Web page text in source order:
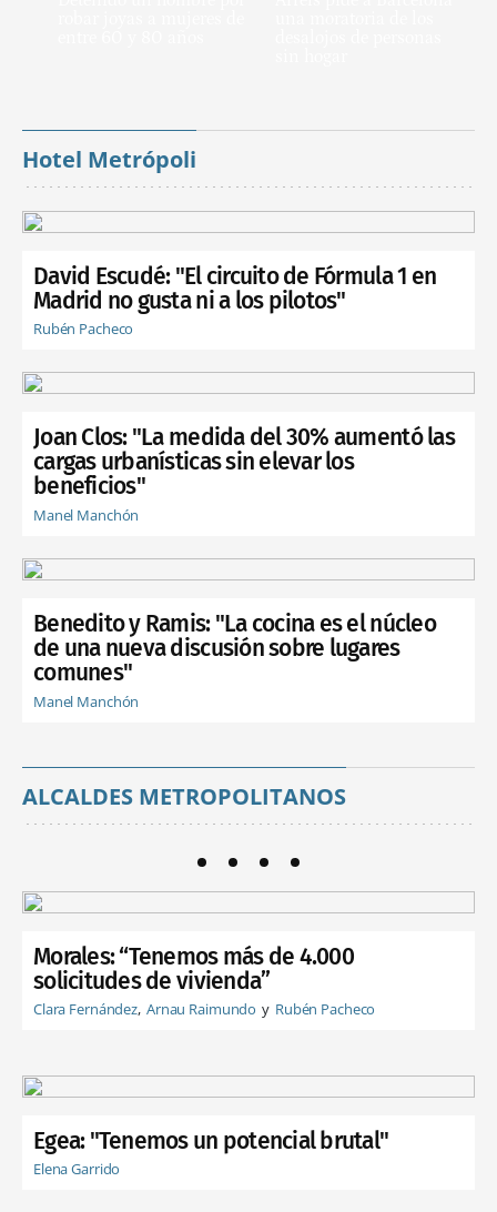
Hotel Metrópoli
David Escudé: "El circuito de Fórmula 1 en
Madrid no gusta ni a los pilotos"
Rubén Pacheco
Joan Clos: "La medida del 30% aumentó las
cargas urbanísticas sin elevar los
beneficios"
Manel Manchón
Benedito y Ramis: "La cocina es el núcleo
de una nueva discusión sobre lugares
comunes"
Manel Manchón
ALCALDES METROPOLITANOS
Morales: “Tenemos más de 4.000
solicitudes de vivienda”
Clara Fernández Arnau Raimundo Rubén Pacheco
Egea: "Tenemos un potencial brutal"
Elena Garrido